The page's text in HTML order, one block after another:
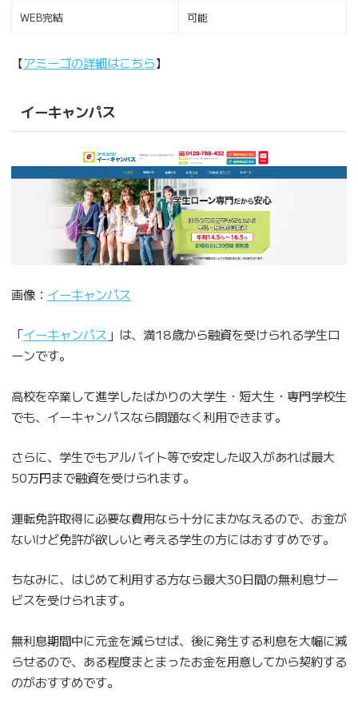
WEB完結 可能
【アミーゴの詳細はこちら】
イーキャンパス
画像： イーキャンパス
「イーキャンパス 」は、満18歳から融資を受けられる学生ロ
ーンです。
高校を卒業して進学したばかりの大学生・短大生・専門学校生
でも、イーキャンパスなら問題なく利用できます。
さらに、学生でもアルバイト等で安定した収入があれば最大
50万円まで融資を受けられます。
運転免許取得に必要な費用なら十分にまかなえるので、お金が
ないけど免許が欲しいと考える学生の方にはおすすめです。
ちなみに、はじめて利用する方なら最大30日間の無利息サー
ビスを受けられます。
無利息期間中に元金を減らせば、後に発生する利息を大幅に減
らせるので、ある程度まとまったお金を用意してから契約する
のがおすすめです。